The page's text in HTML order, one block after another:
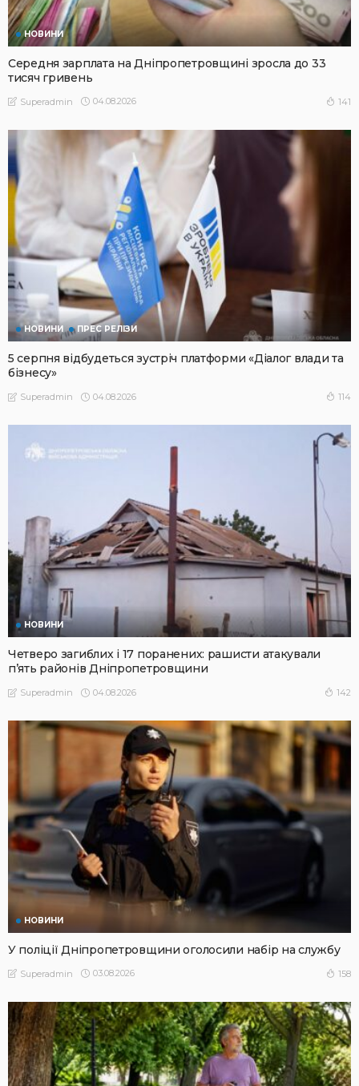
НОВИНИ
Середня зарплата на Дніпропетровщині зросла до 33
тисяч гривень
Superadmin 04.08.2026 141
НОВИНИ ПРЕС РЕЛІЗИ
5 серпня відбудеться зустріч платформи «Діалог влади та
бізнесу»
Superadmin 04.08.2026 114
НОВИНИ
Четверо загиблих і 17 поранених: рашисти атакували
п’ять районів Дніпропетровщини
Superadmin 04.08.2026 142
НОВИНИ
У поліції Дніпропетровщини оголосили набір на службу
Superadmin 03.08.2026 158